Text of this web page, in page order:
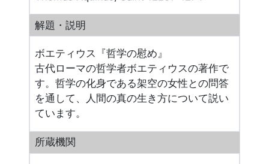
解題・説明
ボエティウス『哲学の慰め』
古代ローマの哲学者ボエティウスの著作で
す。哲学の化身である架空の女性との問答
を通して、人間の真の生き方について説い
ています。
所蔵機関